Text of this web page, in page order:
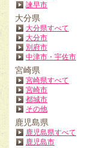
諫早市
大分県
大分県すべて
大分市
別府市
中津市・宇佐市
宮崎県
宮崎県すべて
宮崎市
都城市
その他
鹿児島県
鹿児島県すべて
鹿児島市